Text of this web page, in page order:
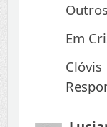
Em
Clóvis